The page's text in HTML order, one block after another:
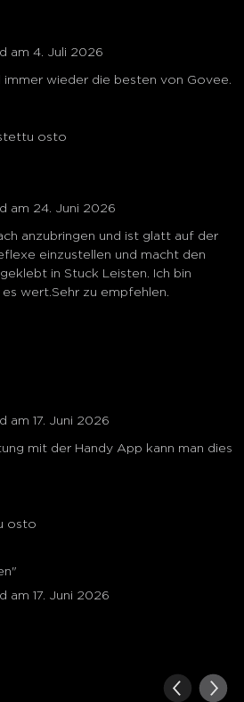
am 4. Juli 2026
immer wieder die besten von Govee.
osto
am 24. Juni 2026
anzubringen und ist glatt auf der
einzustellen und macht den
in Stuck Leisten. Ich bin
wert.Sehr zu empfehlen.
am 17. Juni 2026
mit der Handy App kann man dies
osto
am 17. Juni 2026